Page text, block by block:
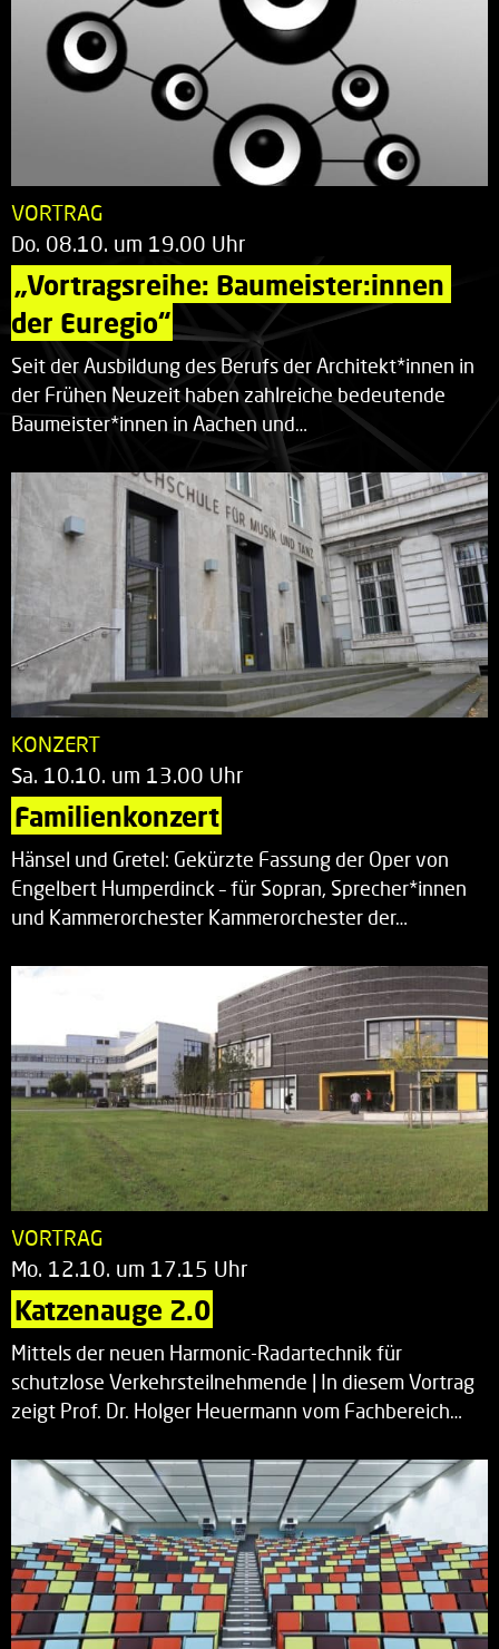
VORTRAG
Do. 08.10. um 19.00 Uhr
„Vortragsreihe: Baumeister:innen
der Euregio“
Seit der Ausbildung des Berufs der Architekt*innen in
der Frühen Neuzeit haben zahlreiche bedeutende
Baumeister*innen in Aachen und…
KONZERT
Sa. 10.10. um 13.00 Uhr
Familienkonzert
Hänsel und Gretel: Gekürzte Fassung der Oper von
Engelbert Humperdinck – für Sopran, Sprecher*innen
und Kammerorchester Kammerorchester der…
VORTRAG
Mo. 12.10. um 17.15 Uhr
Katzenauge 2.0
Mittels der neuen Harmonic-Radartechnik für
schutzlose Verkehrsteilnehmende | In diesem Vortrag
zeigt Prof. Dr. Holger Heuermann vom Fachbereich…